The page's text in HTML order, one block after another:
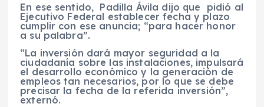
En ese sentido, Padilla Ávila dijo que pidió al
Ejecutivo Federal establecer fecha y plazo
cumplir con ese anuncia; “para hacer honor
a su palabra”.
“La inversión dará mayor seguridad a la
ciudadanía sobre las instalaciones, impulsará
el desarrollo económico y la generación de
empleos tan necesarios, por lo que se debe
precisar la fecha de la referida inversión”,
externó.